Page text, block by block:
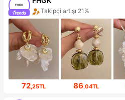
Takipçi artışı 21%
72,25TL 86,04TL